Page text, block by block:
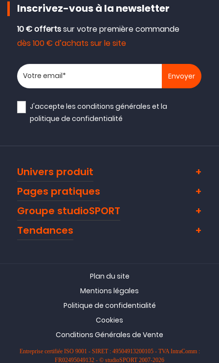
Inscrivez-vous à la newsletter
10 € offertssur votre première commande
dès 100 € d’achats sur le site
Votre adresse email
J'accepte lesconditions générales et la
politique de confidentialité
Univers produit
Pages pratiques
Groupe studioSPORT
Tendances
Plan du site
Mentions légales
Politique de confidentialité
Cookies
Conditions Générales de Vente
Entreprise certifiée ISO 9001 - SIRET : 49504913200105 - TVA IntraComm :
FR02495049132 - © studioSPORT 2007-2026